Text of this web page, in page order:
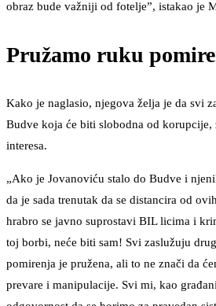
obraz bude važniji od fotelje”, istakao je
Pružamo ruku
Kako je naglasio, njegova želja je da svi
Budve koja će biti slobodna od
interesa.
„Ako je Jovanoviću stalo do Budve i
da je sada trenutak da se distancira od
hrabro se javno suprostavi BIL licima i
toj borbi, neće biti sam! Svi zaslužuju
pomirenja je pružena, ali to ne znači da
prevare i manipulacije. Svi mi, kao